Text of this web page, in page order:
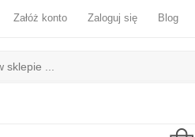
Załóż konto Zaloguj się Blog